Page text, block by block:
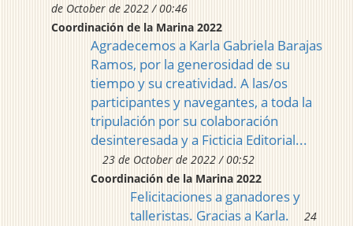
de October de 2022 / 00:46
Coordinación de la Marina 2022
Agradecemos a Karla Gabriela Barajas
Ramos, por la generosidad de su
tiempo y su creatividad. A las/os
participantes y navegantes, a toda la
tripulación por su colaboración
desinteresada y a Ficticia Editorial...
23 de October de 2022 / 00:52
Coordinación de la Marina 2022
Felicitaciones a ganadores y
talleristas. Gracias a Karla.
24